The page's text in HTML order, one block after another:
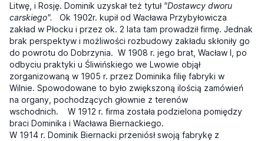
Litwę, i Rosję. Dominik uzyskał też tytuł "Dostawcy dworu
carskiego". Ok 1902r. kupił od Wacława Przybyłowicza
zakład w Płocku i przez ok. 2 lata tam prowadził firmę. Jednak
brak perspektyw i możliwości rozbudowy zakładu skłoniły go
do powrotu do Dobrzynia. W 1908 r. jego brat, Wacław I, po
odbyciu praktyki u Śliwińskiego we Lwowie objął
zorganizowaną w 1905 r. przez Dominika filię fabryki w
Wilnie. Spowodowane to było zwiększoną ilością zamówień
na organy, pochodzących głownie z terenów
wschodnich. W 1912 r. firma została podzielona pomiędzy
braci Dominika i Wacława Biernackiego.
W 1914 r. Dominik Biernacki przeniósł swoją fabrykę z